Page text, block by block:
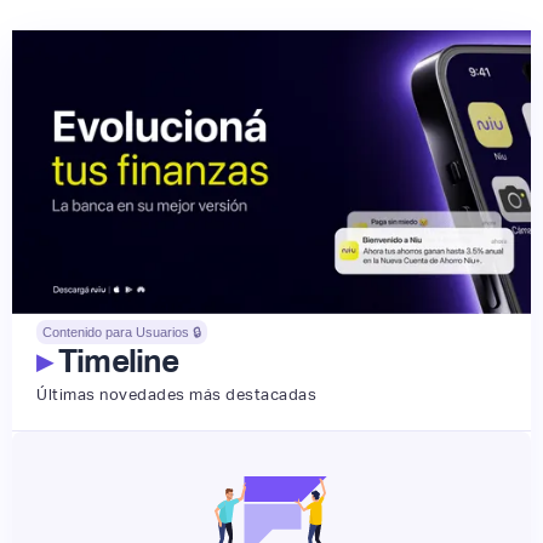
Contenido para Usuarios 🔒
▸Timeline
Últimas novedades más destacadas